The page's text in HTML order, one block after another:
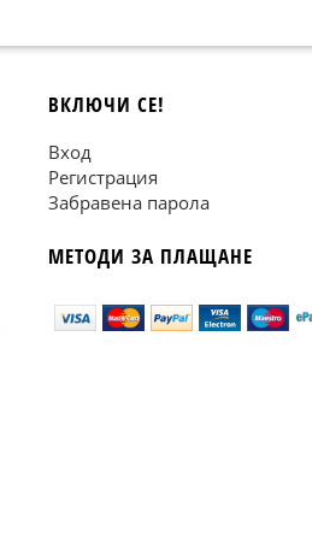
ВКЛЮЧИ СЕ!
Вход
Регистрация
Забравена парола
МЕТОДИ ЗА ПЛАЩАНЕ